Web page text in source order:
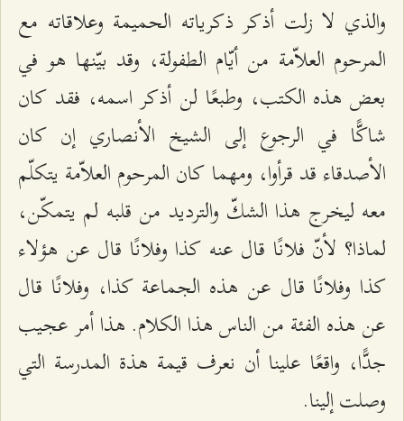
والذي لا زلت أذكر ذكرياته الحميمة وعلاقاته مع
المرحوم العلاّمة من أيّام الطفولة، وقد بيّنها هو في
بعض هذه الكتب، وطبعًا لن أذكر اسمه، فقد كان
شاكًّا في الرجوع إلى الشيخ الأنصاري إن كان
الأصدقاء قد قرأوا، ومهما كان المرحوم العلاّمة يتكلّم
معه ليخرج هذا الشكّ والترديد من قلبه لم يتمكّن،
لماذا؟ لأنّ فلانًا قال عنه كذا وفلانًا قال عن هؤلاء
كذا وفلانًا قال عن هذه الجماعة كذا، وفلانًا قال
عن هذه الفئة من الناس هذا الكلام. هذا أمر عجيب
جدًّا، واقعًا علينا أن نعرف قيمة هذة المدرسة التي
وصلت إلينا.